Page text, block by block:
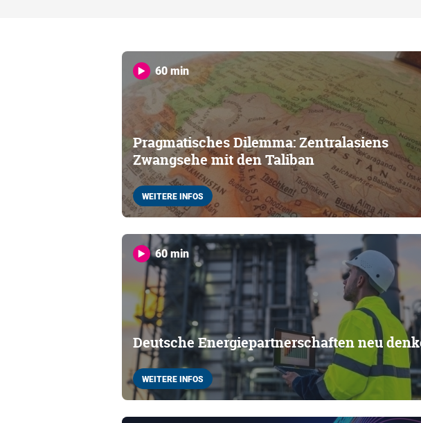
60 min
Pragmatisches Dilemma: Zentralasiens
Zwangsehe mit den Taliban
WEITERE INFOS
60 min
Deutsche Energiepartnerschaften neu
WEITERE INFOS